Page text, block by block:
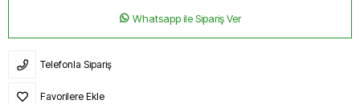
Whatsapp ile Sipariş Ver
Telefonla Sipariş
Favorilere Ekle